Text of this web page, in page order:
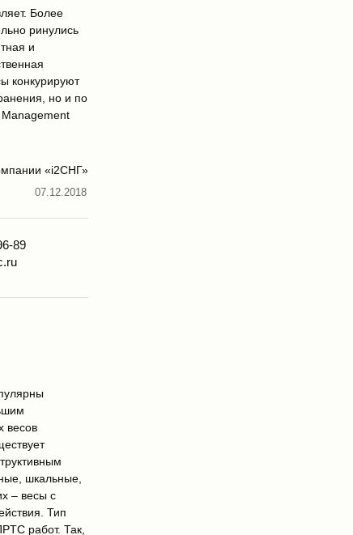
Более
ринулись
и
конкурируют
но и по
«i2СНГ»
07.12.2018
89
весов
шкальные,
– весы с
Тип
работ. Так,